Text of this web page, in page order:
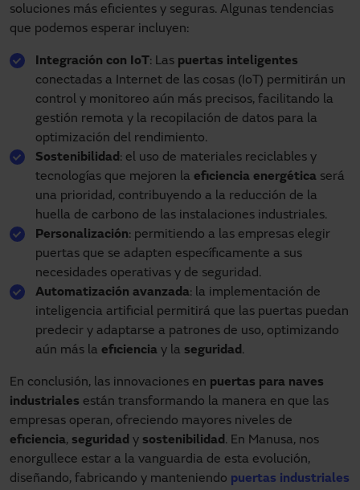
soluciones más eficientes y seguras. Algunas tendencias
que podemos esperar incluyen:
Integración con IoT: Las puertas inteligentes
conectadas a Internet de las cosas (IoT) permitirán un
control y monitoreo aún más precisos, facilitando la
gestión remota y la recopilación de datos para la
optimización del rendimiento.
Sostenibilidad : el uso de materiales reciclables y
tecnologías que mejoren la eficiencia energética será
una prioridad, contribuyendo a la reducción de la
huella de carbono de las instalaciones industriales.
Personalización: permitiendo a las empresas elegir
puertas que se adapten específicamente a sus
necesidades operativas y de seguridad.
Automatización avanzada: la implementación de
inteligencia artificial permitirá que las puertas puedan
predecir y adaptarse a patrones de uso, optimizando
aún más la eficiencia y la seguridad .
En conclusión, las innovaciones en puertas para naves
industriales están transformando la manera en que las
empresas operan, ofreciendo mayores niveles de
eficiencia, seguridad y sostenibilidad . En Manusa, nos
enorgullece estar a la vanguardia de esta evolución,
diseñando, fabricando y manteniendo puertas industriales